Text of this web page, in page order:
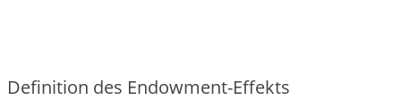
Definition d‬es Endowment-Effekts